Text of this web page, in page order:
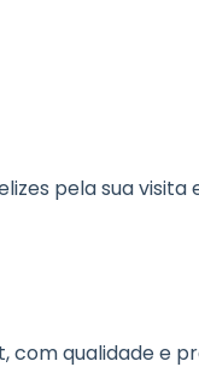
pela sua visita
com qualidade e